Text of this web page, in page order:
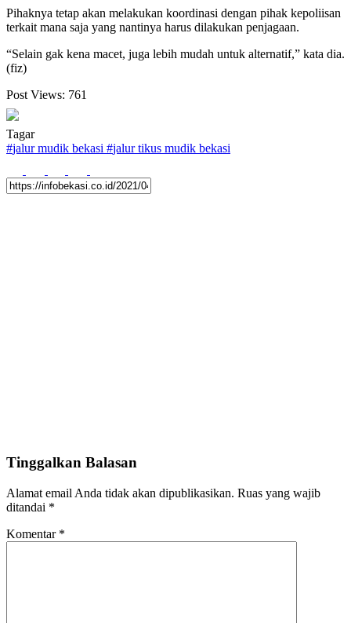
Pihaknya tetap akan melakukan koordinasi dengan pihak kepoliisan
terkait mana saja yang nantinya harus dilakukan penjagaan.
“Selain gak kena macet, juga lebih mudah untuk alternatif,” kata dia.
(fiz)
Post Views: 761
Tagar
#jalur mudik bekasi #jalur tikus mudik bekasi
Tinggalkan Balasan
Alamat email Anda tidak akan dipublikasikan. Ruas yang wajib
ditandai *
Komentar *